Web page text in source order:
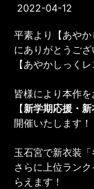
2022-04-12
平素より【あや
にありがとうござ
【あやかしっく
皆様により本作を
【新学期応援・
開催いたします！
玉石宮で新衣装「
さらに上位ラン
らえます！